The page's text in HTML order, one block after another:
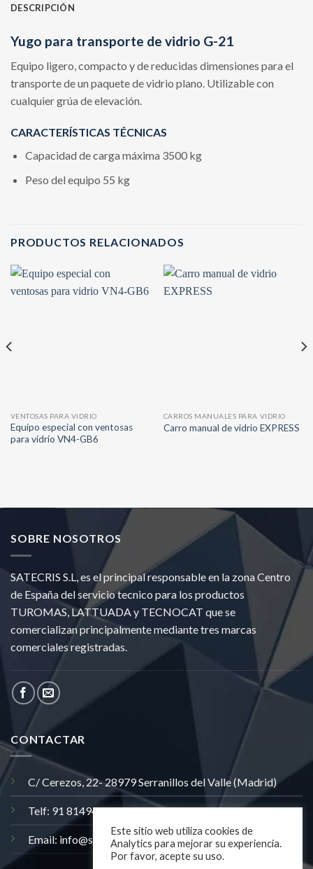
DESCRIPCIÓN
Yugo para transporte de vidrio G-21
Equipo ligero, compacto y de reducidas dimensiones para el
transporte de un paquete de vidrio plano. Utilizable con
cualquier grúa de elevación.
CARACTERÍSTICAS TÉCNICAS
Capacidad de carga máxima 3500 kg
Peso del equipo 55 kg
PRODUCTOS RELACIONADOS
VENTOSAS PARA VIDRIO
Equipo especial con ventosas
para vidrio VN4-GB6
CARROS MANUALES PARA VIDRIO
Carro manual de vidrio EXPRESS
SOBRE NOSOTROS
SATECRIS S.L, es el principal responsable en la zona Centro
de España del servicio tecnico para los productos
TUROMAS, LATTUADA y TECNOCAT que se
comercializan principalmente mediante tres marcas
comerciales registradas.
CONTACTAR
C/ Cerezos, 22- 28979 Serranillos del Valle (Madrid)
Telf: 91 8149406
Email: info@satecris.com
Este sitio web utiliza cookies de
Analytics para mejorar su experiencia.
Por favor, acepte su uso.